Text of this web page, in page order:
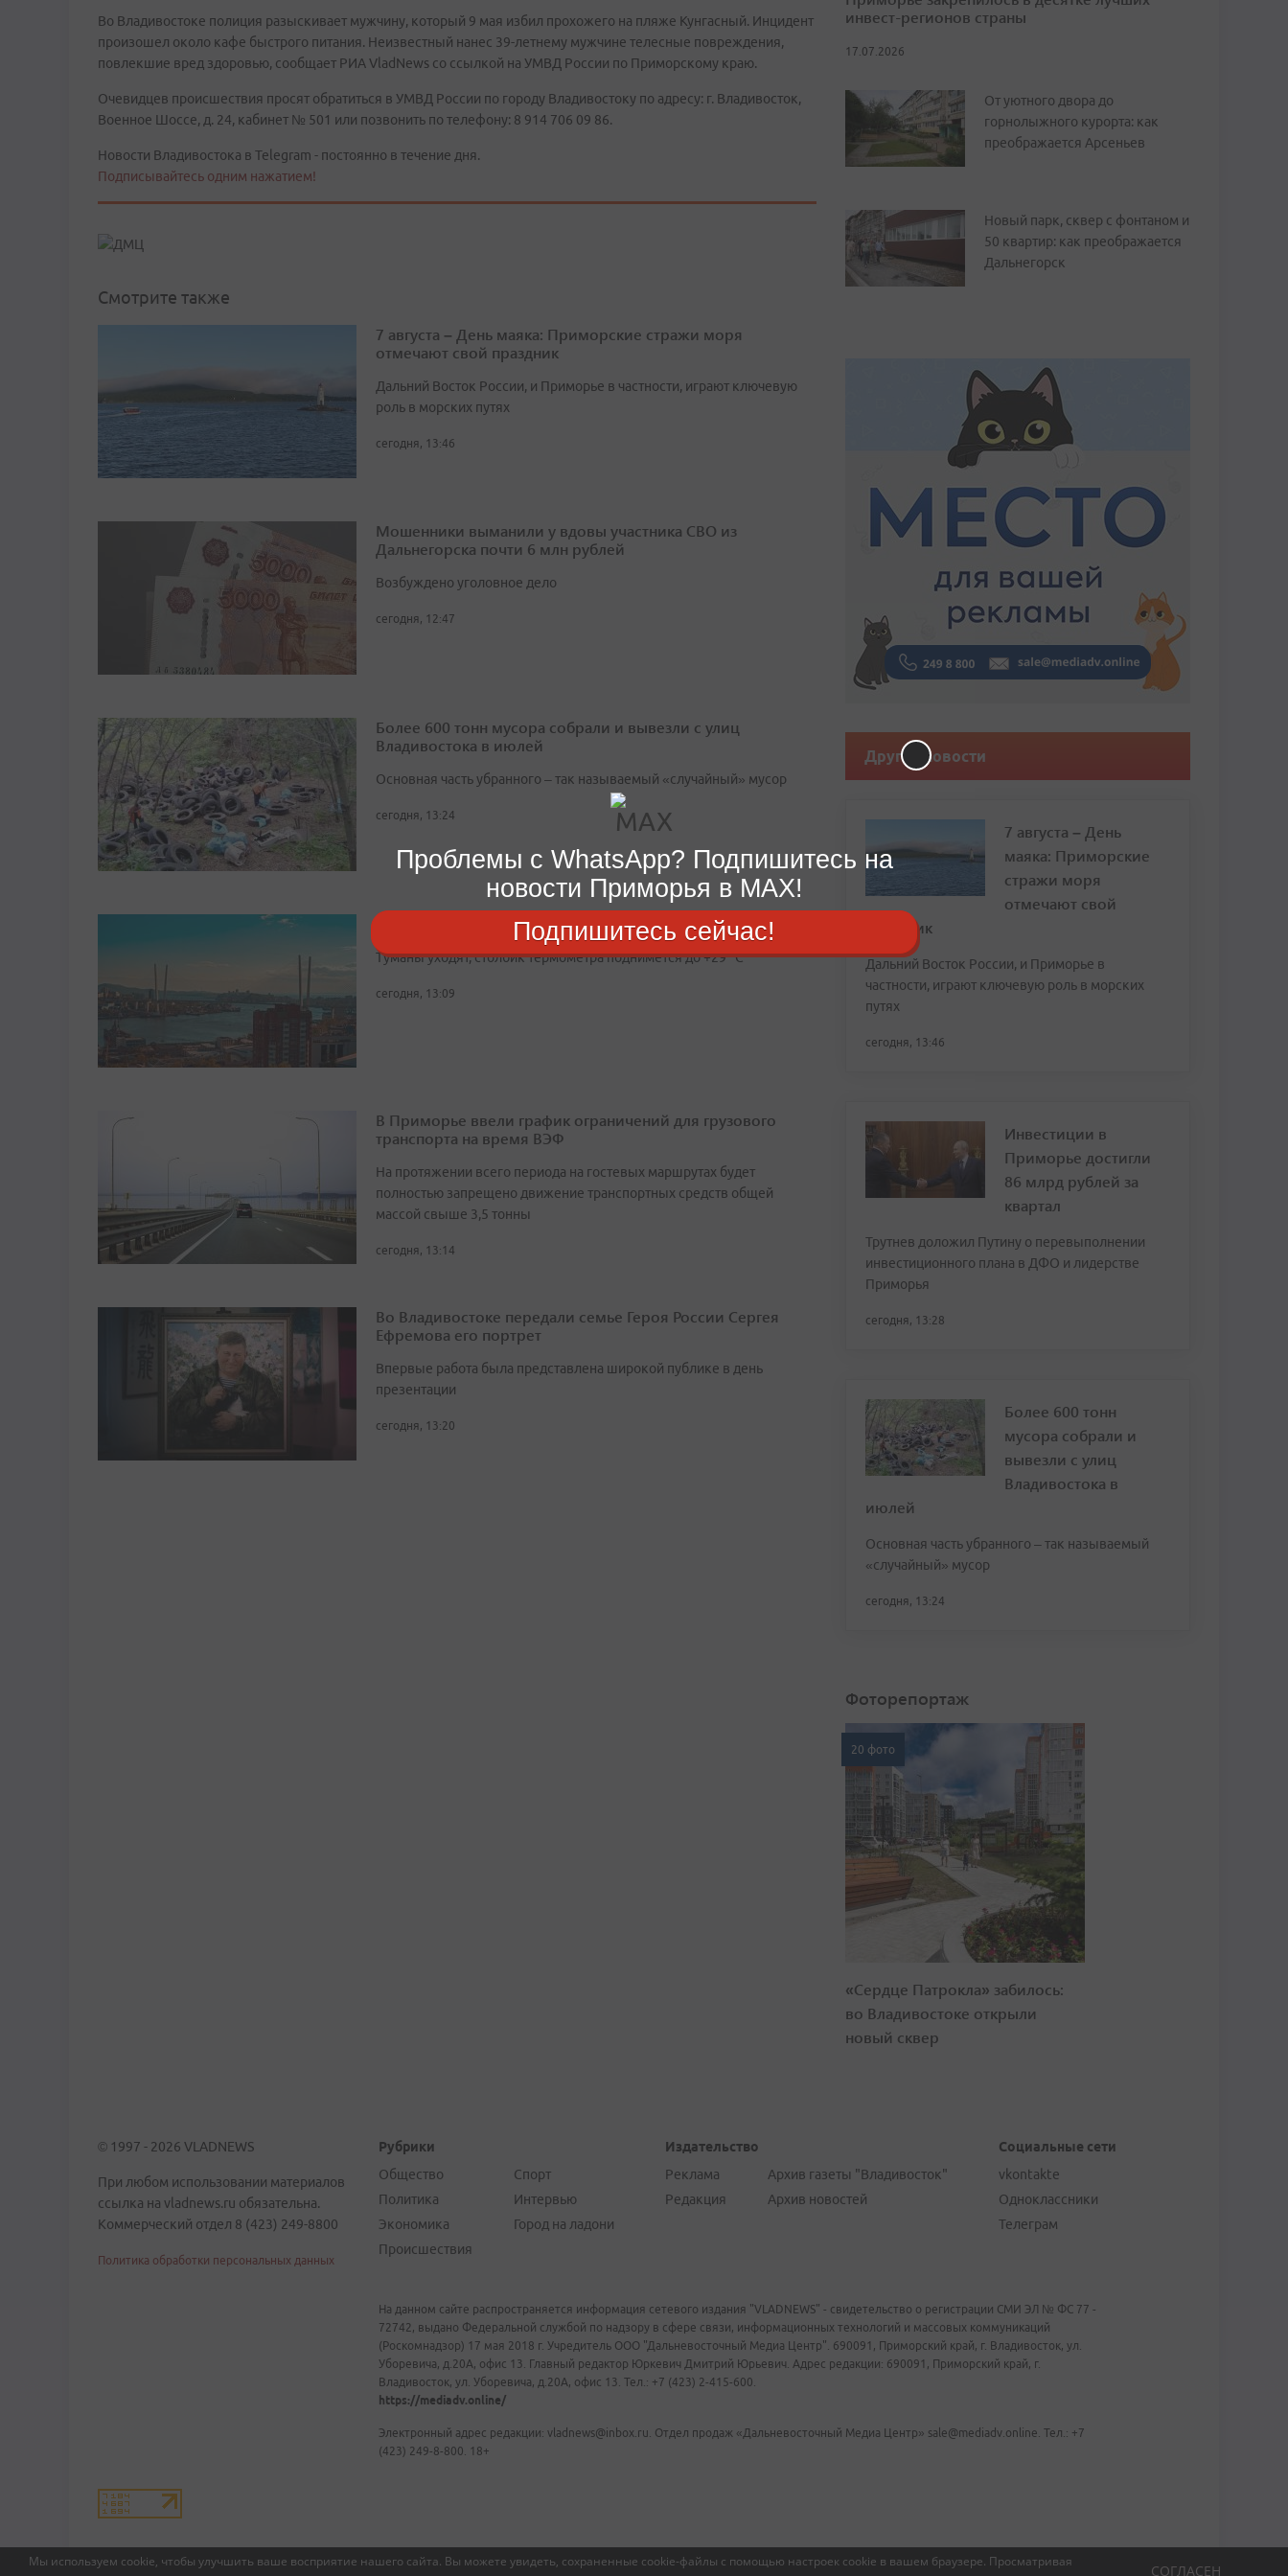
Мы используем cookie, чтобы улучшить ваше восприятие нашего сайта. Вы можете увидеть, сохраненные cookie-файлы с помощью настроек cookie в вашем браузере. Просматривая
СОГЛАСЕН
Во Владивостоке полиция разыскивает мужчину, который 9 мая избил прохожего на пляже Кунгасный. Инцидент
произошел около кафе быстрого питания. Неизвестный нанес 39-летнему мужчине телесные повреждения,
повлекшие вред здоровью, сообщает РИА VladNews со ссылкой на УМВД России по Приморскому краю.
Очевидцев происшествия просят обратиться в УМВД России по городу Владивостоку по адресу: г. Владивосток,
Военное Шоссе, д. 24, кабинет № 501 или позвонить по телефону: 8 914 706 09 86.
Новости Владивостока в Telegram - постоянно в течение дня.
Подписывайтесь одним нажатием!
Смотрите также
7 августа – День маяка: Приморские стражи моря
отмечают свой праздник
Дальний Восток России, и Приморье в частности, играют ключевую
роль в морских путях
сегодня, 13:46
Мошенники выманили у вдовы участника СВО из
Дальнегорска почти 6 млн рублей
Возбуждено уголовное дело
сегодня, 12:47
Более 600 тонн мусора собрали и вывезли с улиц
Владивостока в июлей
Основная часть убранного – так называемый «случайный» мусор
сегодня, 13:24
В Приморье с понедельника вернется устойчивое тепло
Туманы уходят, столбик термометра поднимется до +29 °С
сегодня, 13:09
В Приморье ввели график ограничений для грузового
транспорта на время ВЭФ
На протяжении всего периода на гостевых маршрутах будет
полностью запрещено движение транспортных средств общей
массой свыше 3,5 тонны
сегодня, 13:14
Во Владивостоке передали семье Героя России Сергея
Ефремова его портрет
Впервые работа была представлена широкой публике в день
презентации
сегодня, 13:20
инвест-регионов страны
17.07.2026
От уютного двора до
горнолыжного курорта: как
преображается Арсеньев
Новый парк, сквер с фонтаном и
50 квартир: как преображается
Дальнегорск
Другие новости
7 августа – День
маяка: Приморские
стражи моря
отмечают свой
праздник
Дальний Восток России, и Приморье в
частности, играют ключевую роль в морских
путях
сегодня, 13:46
Инвестиции в
Приморье достигли
86 млрд рублей за
квартал
Трутнев доложил Путину о перевыполнении
инвестиционного плана в ДФО и лидерстве
Приморья
сегодня, 13:28
Более 600 тонн
мусора собрали и
вывезли с улиц
Владивостока в
июлей
Основная часть убранного – так называемый
«случайный» мусор
сегодня, 13:24
Фоторепортаж
20 фото
«Сердце Патрокла» забилось:
во Владивостоке открыли
новый сквер
© 1997 - 2026 VLADNEWS
При любом использовании материалов
ссылка на vladnews.ru обязательна.
Коммерческий отдел 8 (423) 249-8800
Политика обработки персональных данных
Рубрики
Общество
Политика
Экономика
Происшествия
Спорт
Интервью
Город на ладони
Издательство
Реклама
Редакция
Архив газеты "Владивосток"
Архив новостей
Социальные сети
vkontakte
Одноклассники
Телеграм
На данном сайте распространяется информация сетевого издания "VLADNEWS" - свидетельство о регистрации СМИ ЭЛ № ФС 77 -
72742, выдано Федеральной службой по надзору в сфере связи, информационных технологий и массовых коммуникаций
(Роскомнадзор) 17 мая 2018 г. Учредитель ООО "Дальневосточный Медиа Центр". 690091, Приморский край, г. Владивосток, ул.
Уборевича, д.20А, офис 13. Главный редактор Юркевич Дмитрий Юрьевич. Адрес редакции: 690091, Приморский край, г.
Владивосток, ул. Уборевича, д.20А, офис 13. Тел.: +7 (423) 2-415-600.
https://mediadv.online/
Электронный адрес редакции: vladnews@inbox.ru. Отдел продаж «Дальневосточный Медиа Центр» sale@mediadv.online. Тел.: +7
(423) 249-8-800. 18+
Проблемы с WhatsApp? Подпишитесь на
новости Приморья в MAX!
Подпишитесь сейчас!